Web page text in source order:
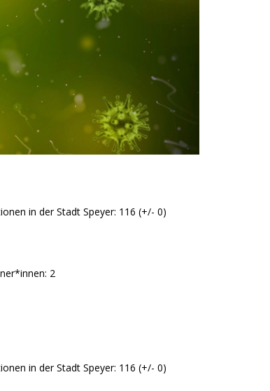
in der Stadt Speyer: 116 (+/- 0)
2
in der Stadt Speyer: 116 (+/- 0)